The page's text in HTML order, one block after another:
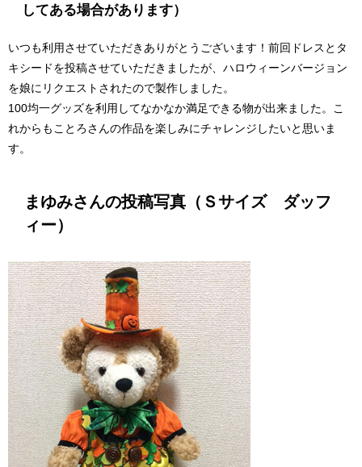
してある場合があります）
いつも利用させていただきありがとうございます！前回ドレスとタ
キシードを投稿させていただきましたが、ハロウィーンバージョン
を娘にリクエストされたので製作しました。
100均一グッズを利用してなかなか満足できる物が出来ました。こ
れからもことろさんの作品を楽しみにチャレンジしたいと思いま
す。
まゆみさんの投稿写真（Ｓサイズ ダッフ
ィー）